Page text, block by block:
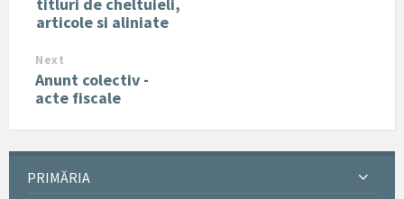
articole si aliniate
Next
Anunt colectiv -
acte fiscale
PRIMĂRIA